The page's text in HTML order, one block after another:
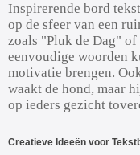
Inspirerende bord
op de sfeer van een
zoals "Pluk de Dag" of
eenvoudige woorden
motivatie brengen.
waakt de hond, maar
op ieders gezicht
Creatieve Ideeën voor